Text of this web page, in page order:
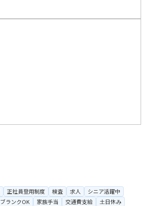
正社員登用制度 検査 求人
シニア活躍中
ブランクOK 家族手当 交通費支給
土日休み